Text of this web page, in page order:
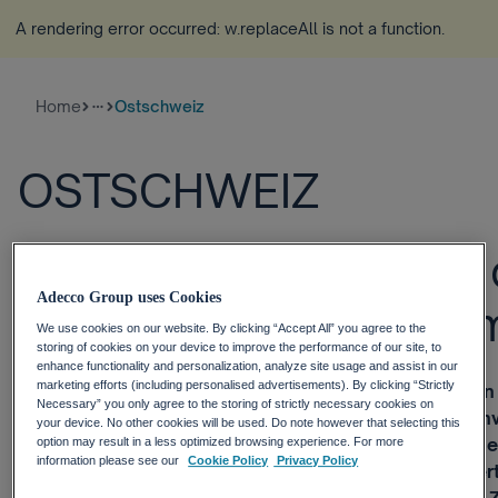
A rendering error occurred: w.replaceAll is not a function
Home more_horiz Ostschweiz
OSTSCHWEIZ
Stabile Nachfrage auf
Ostschweizer
Zürich, 06. April 2018 – Die Zahl der
Ostschweiz bleibt im Vergleich zum Vorjahr nahezu
liegt die Ostschweiz unter dem
Plus 4 Prozent. Dies zeigt die wissenschaftlich
Adecco Group uses Cookies
We use cookies on our website. By clicking “Accept All” you agree to the
storing of cookies on your device to improve the performance of our site, to
enhance functionality and personalization, analyze site usage and assist in our
marketing efforts (including personalised advertisements). By clicking “Strictly
Necessary” you only agree to the storing of strictly necessary cookies on
your device. No other cookies will be used. Do note however that selecting this
option may result in a less optimized browsing experience. For more
information please see our
Cookie Policy Privacy Policy